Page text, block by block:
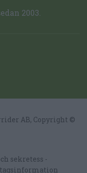
2003.
AB, Copyright ©
sekretess